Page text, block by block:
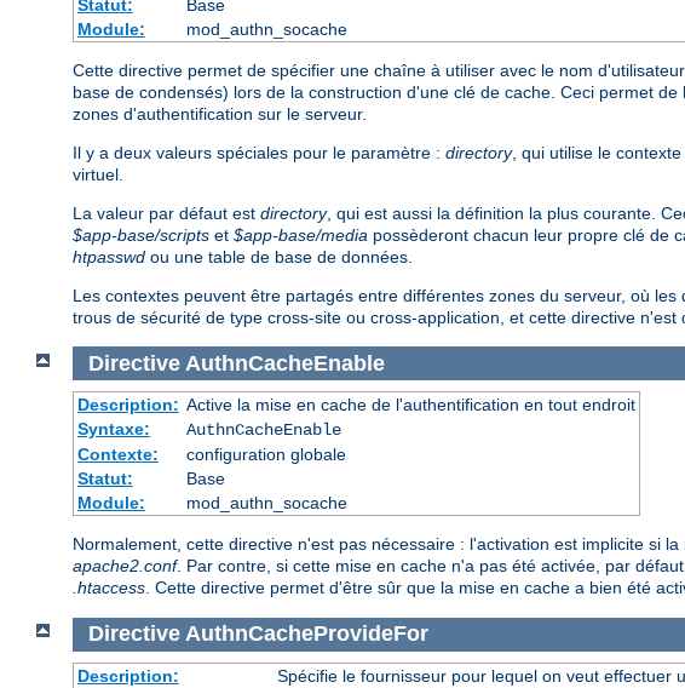
Statut:
Base
Module:
mod_authn_socache
Cette directive permet de spécifier une chaîne à utiliser avec le nom
base de condensés) lors de la construction d'une clé de cache. Ceci permet
zones d'authentification sur le serveur.
Il y a deux valeurs spéciales pour le paramètre : directory, qui utilise le
virtuel.
La valeur par défaut est directory, qui est aussi la définition la plus courante.
$app-base/scripts et $app-base/media possèderont chacun leur propre clé de
htpasswd ou une table de base de données.
Les contextes peuvent être partagés entre différentes zones du serveur, où
trous de sécurité de type cross-site ou cross-application, et cette directive
Directive AuthnCacheEnable
Description: Active la mise en cache de l'authentification en tout endroit
Syntaxe:
AuthnCacheEnable
Contexte:
configuration globale
Statut:
Base
Module:
mod_authn_socache
Normalement, cette directive n'est pas nécessaire : l'activation est implicite si
apache2.conf. Par contre, si cette mise en cache n'a pas été activée, par
.htaccess. Cette directive permet d'être sûr que la mise en cache a bien été
Directive AuthnCacheProvideFor
Description:
Spécifie le fournisseur pour lequel on veut effectuer